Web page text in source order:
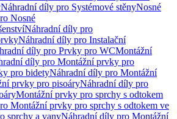
Náhradní díly pro Systémové stěnyNosné
Nosné
Náhradní díly pro
Náhradní díly pro Instalační
díly pro Prvky pro WCMontážní
díly pro Montážní prvky pro
pro bidetyNáhradní díly pro Montážní
prvky pro pisoáryNáhradní díly pro
Montážní prvky pro sprchy s odtokem
Montážní prvky pro sprchy s odtokem ve
sprchy a vanyNáhradní díly pro Montážní